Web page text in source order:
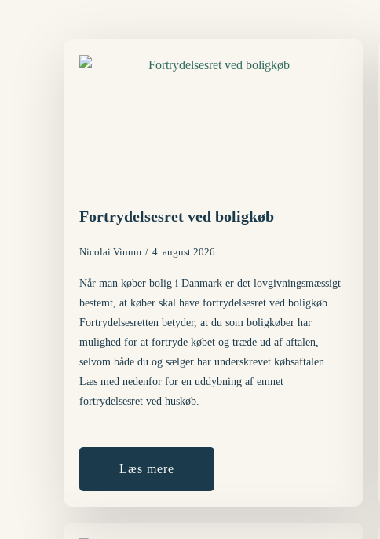
Fortrydelsesret ved boligkøb
Nicolai Vinum 4. august 2026
Når man køber bolig i Danmark er det lovgivningsmæssigt
bestemt, at køber skal have fortrydelsesret ved boligkøb.
Fortrydelsesretten betyder, at du som boligkøber har
mulighed for at fortryde købet og træde ud af aftalen,
selvom både du og sælger har underskrevet købsaftalen.
Læs med nedenfor for en uddybning af emnet
fortrydelsesret ved huskøb.
Læs mere